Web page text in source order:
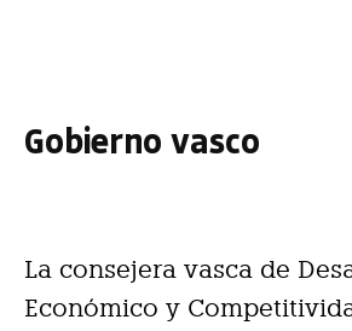
Gobierno vasco
La consejera vasca de
Económico y